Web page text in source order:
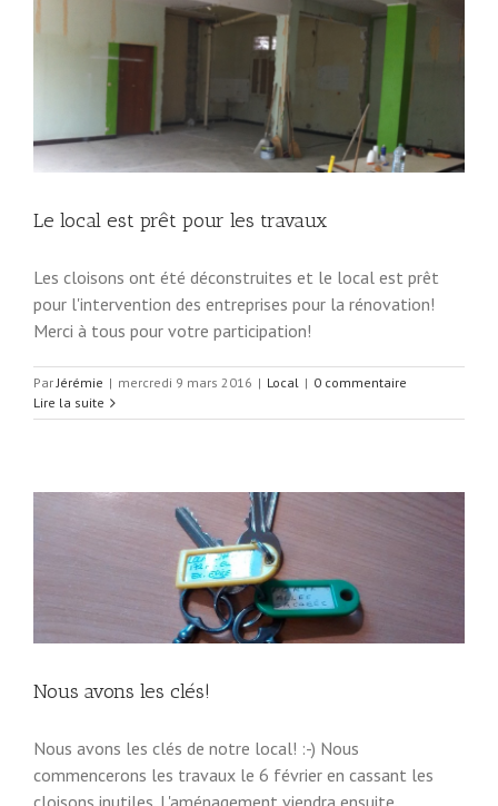
Le local est prêt pour les travaux
Les cloisons ont été déconstruites et le local est prêt
pour l'intervention des entreprises pour la rénovation!
Merci à tous pour votre participation!
ParJérémie | mercredi 9 mars 2016 | Local | 0 commentaire
Lire la suite
Nous avons les clés!
Nous avons les clés de notre local! :-) Nous
commencerons les travaux le 6 février en cassant les